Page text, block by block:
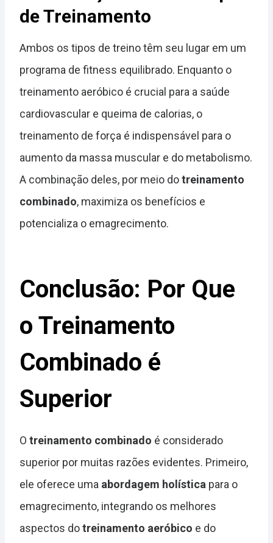
de Treinamento
Ambos os tipos de treino têm seu lugar em um
programa de fitness equilibrado. Enquanto o
treinamento aeróbico é crucial para a saúde
cardiovascular e queima de calorias, o
treinamento de força é indispensável para o
aumento da massa muscular e do metabolismo.
A combinação deles, por meio dotreinamento
combinado, maximiza os benefícios e
potencializa o emagrecimento.
Conclusão: Por Que
o Treinamento
Combinado é
Superior
O treinamento combinado é considerado
superior por muitas razões evidentes. Primeiro,
ele oferece uma abordagem holística para o
emagrecimento, integrando os melhores
aspectos dotreinamento aeróbico e do